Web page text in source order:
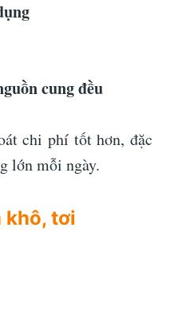
cung đều
chi phí tốt hơn, đặc
lớn mỗi ngày.
khô, tơi